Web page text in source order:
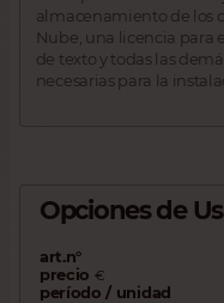
almacenamiento de los
Nube, una licencia para
de texto y todas las
necesarias para la
Opciones de
art.n°
precio €
período / unidad